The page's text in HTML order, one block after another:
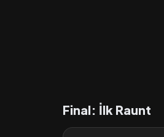
Final: İlk Raunt